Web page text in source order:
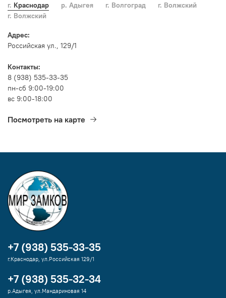
г. Краснодар р. Адыгея г. Волгоград
г. Волжский
г. Волжский
Адрес:
Российская ул., 129/1
Контакты:
8 (938) 535-33-35
пн-сб 9:00-19:00
вс 9:00-18:00
Посмотреть на карте
+7 (938) 535-33-35
г.Краснодар, ул.Российская 129/1
+7 (938) 535-32-34
р.Адыгея, ул.Мандариновая 14